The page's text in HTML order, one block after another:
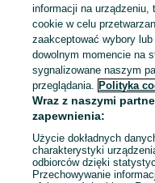
Mapa miejscowości
Mapa ministron
Popularne wyszukiwania
informacji na
cookie w celu
zaakceptować wybory
dowolnym momencie na
sygnalizowane naszym
przeglądania. Polityka
Wraz z naszymi
zapewnienia:
Użycie dokładnych
charakterystyki
odbiorców dzięki
Przechowywanie